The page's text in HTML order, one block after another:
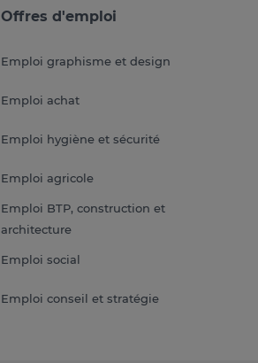
Offres d'emploi
Emploi graphisme et design
Emploi achat
Emploi hygiène et sécurité
Emploi agricole
Emploi BTP, construction et
architecture
Emploi social
Emploi conseil et stratégie